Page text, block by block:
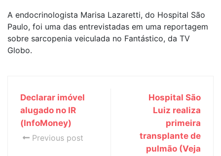
A endocrinologista Marisa Lazaretti, do Hospital São
Paulo, foi uma das entrevistadas em uma reportagem
sobre sarcopenia veiculada no Fantástico, da TV
Globo.
Declarar imóvel
alugado no IR
(InfoMoney)
Previous post
Hospital São
Luiz realiza
primeira
transplante de
pulmão (Veja